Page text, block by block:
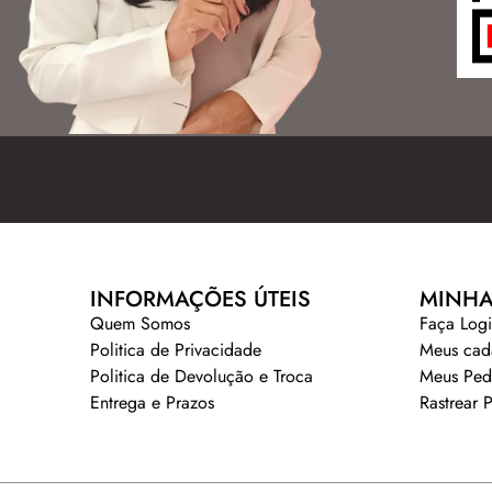
INFORMAÇÕES ÚTEIS
Quem Somos
Politica de Privacidade
Politica de Devolução e Troca
Entrega e Prazos
Faça
Meus
Meus
Rastrear